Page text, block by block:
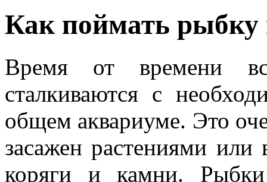
Как поймать рыбку
Время от времени
сталкиваются с
общем аквариуме. Это
засажен растениями или
коряги и камни. Рыбки